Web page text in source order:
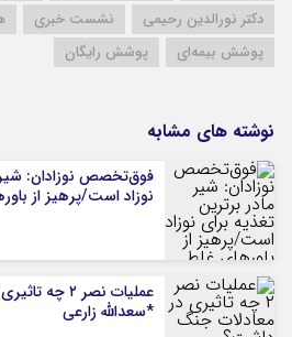
دکتر نورالدین رحیمی
نشست خبری
پوشش بیمه‌ای
پوشش رایگان
نوشته های مشابه
فوق‌تخصص نوزادان: شیر
نوزاد است/پرهیز از
عملیات نصر
*سعدالله زارعی